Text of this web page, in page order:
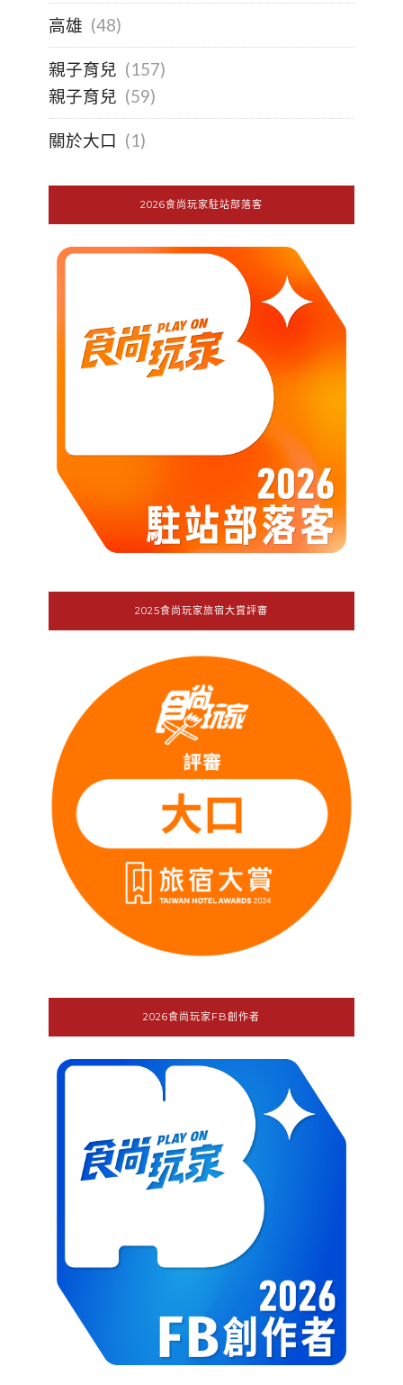
高雄 (48)
親子育兒 (157)
親子育兒 (59)
關於大口 (1)
2026食尚玩家駐站部落客
2025食尚玩家旅宿大賞評審
2026食尚玩家FB創作者